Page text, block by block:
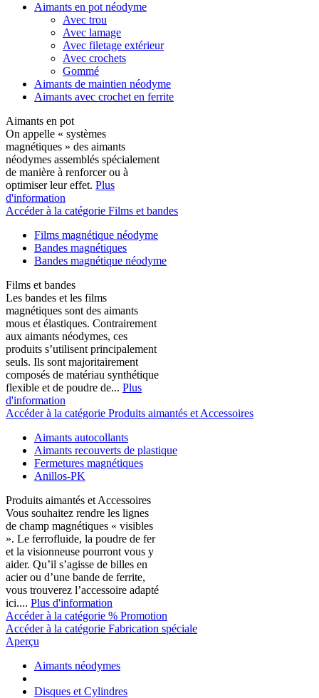
Aimants en pot néodyme
Avec trou
Avec lamage
Avec filetage extérieur
Avec crochets
Gommé
Aimants de maintien néodyme
Aimants avec crochet en ferrite
Aimants en pot
On appelle « systèmes
magnétiques » des aimants
néodymes assemblés spécialement
de manière à renforcer ou à
optimiser leur effet. Plus
d'information
Accéder à la catégorie Films et bandes
Films magnétique néodyme
Bandes magnétiques
Bandes magnétique néodyme
Films et bandes
Les bandes et les films
magnétiques sont des aimants
mous et élastiques. Contrairement
aux aimants néodymes, ces
produits s’utilisent principalement
seuls. Ils sont majoritairement
composés de matériau synthétique
flexible et de poudre de... Plus
d'information
Accéder à la catégorie Produits aimantés et Accessoires
Aimants autocollants
Aimants recouverts de plastique
Fermetures magnétiques
Anillos-PK
Produits aimantés et Accessoires
Vous souhaitez rendre les lignes
de champ magnétiques « visibles
». Le ferrofluide, la poudre de fer
et la visionneuse pourront vous y
aider. Qu’il s’agisse de billes en
acier ou d’une bande de ferrite,
vous trouverez l’accessoire adapté
ici.... Plus d'information
Accéder à la catégorie % Promotion
Accéder à la catégorie Fabrication spéciale
Aperçu
Aimants néodymes
Disques et Cylindres